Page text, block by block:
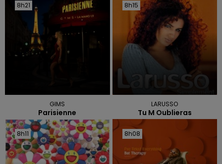
8h21
8h21
GIMS
Parisienne
8h15
8h15
LARUSSO
Tu M Oublieras
8h11
8h11 8h08
8h08